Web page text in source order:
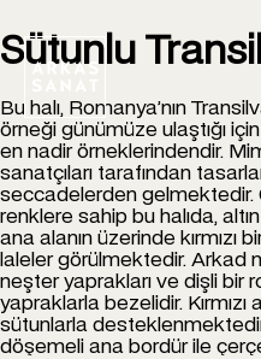
Sütunlu
Bu halı, Romanya’nın
örneği günümüze ulaştığı
en nadir örneklerindendir.
sanatçıları tarafından
seccadelerden gelmektedir.
renklere sahip bu halıda,
ana alanın üzerinde kırmızı
laleler görülmektedir. Arkad
neşter yaprakları ve dişli
yapraklarla bezelidir.
sütunlarla
döşemeli ana bordür ile